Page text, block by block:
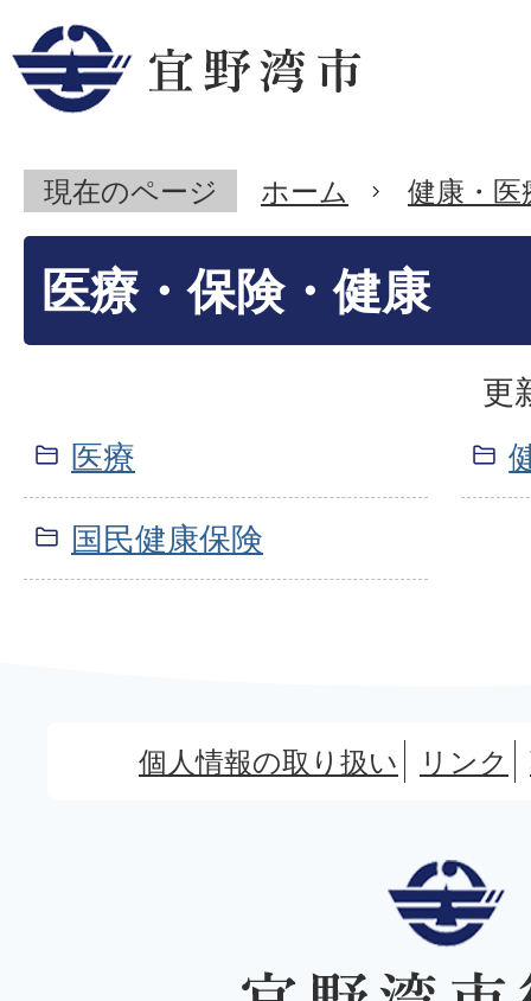
現在のページ ホーム 健康・医
医療・保険・健康
更
医療
国民健康保険
個人情報の取り扱い リンク